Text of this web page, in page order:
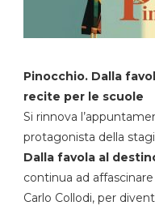
Pinocchio. Dalla
recite per le scuole
Si rinnova
protagonista della
Dalla favola al
continua ad
Carlo Collodi, per